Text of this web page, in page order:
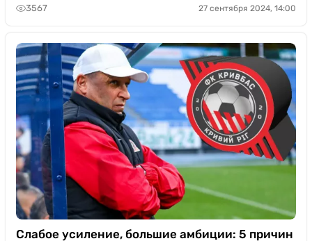
3567 27 сентября 2024, 14:00
Слабое усиление, большие амбиции: 5 причин